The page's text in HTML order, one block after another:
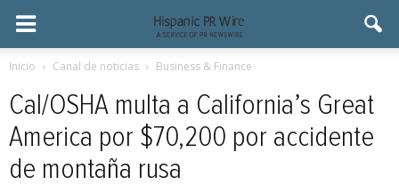
Inicio Canal de noticias Business & Finance
Cal/OSHA multa a California’s Great
America por $70,200 por accidente
de montaña rusa